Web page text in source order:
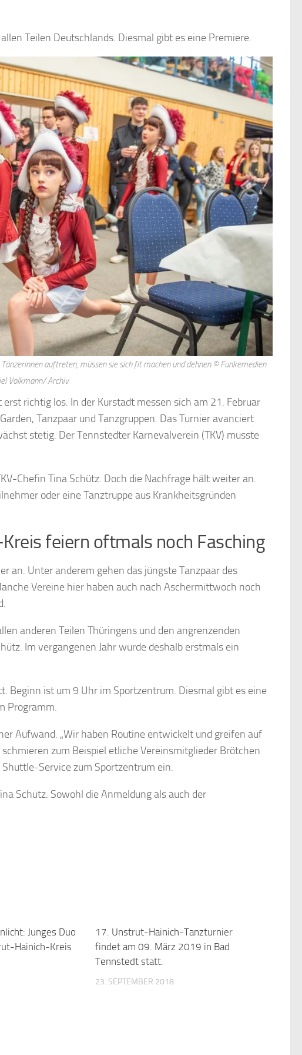
Teilen Deutschlands. Diesmal gibt es eine Premiere.
auftreten, müssen sie sich fit machen und dehnen.© Funkemedien
Volkmann/ Archiv
richtig los. In der Kurstadt messen sich am 21. Februar
Tanzpaar und Tanzgruppen. Das Turnier avanciert
stetig. Der Tennstedter Karnevalverein (TKV) musste
Chefin Tina Schütz. Doch die Nachfrage hält weiter an.
oder eine Tanztruppe aus Krankheitsgründen
feiern oftmals noch Fasching
an. Unter anderem gehen das jüngste Tanzpaar des
Vereine hier haben auch nach Aschermittwoch noch
anderen Teilen Thüringens und den angrenzenden
Im vergangenen Jahr wurde deshalb erstmals ein
Beginn ist um 9 Uhr im Sportzentrum. Diesmal gibt es eine
Programm.
Aufwand. „Wir haben Routine entwickelt und greifen auf
zum Beispiel etliche Vereinsmitglieder Brötchen
Service zum Sportzentrum ein.
Schütz. Sowohl die Anmeldung als auch der
Junges Duo
Hainich-Kreis
17. Unstrut-Hainich-Tanzturnier
findet am 09. März 2019 in Bad
Tennstedt statt.
23. SEPTEMBER 2018